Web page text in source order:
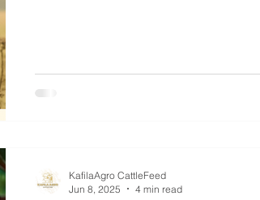
KafilaAgro CattleFeed
Jun 8, 2025
4 min read